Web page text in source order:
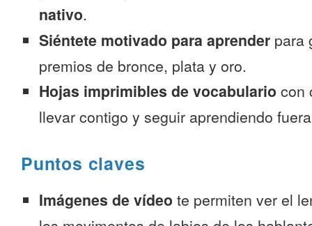
nativo.
Siéntete motivado para aprender para
premios de bronce, plata y oro.
Hojas imprimibles de vocabulario con
llevar contigo y seguir aprendiendo
Puntos claves
Imágenes de vídeo te permiten ver el